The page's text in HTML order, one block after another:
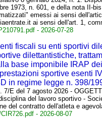
1973, n. 601, e della nota II-
emessi ai sensi
ai sensi dell'art. 1,
- 2026-07-28
fiscali su enti sportivi
dilettantistiche,
base imponibile IRAP
sportive esenti
in regime legge n. 398/
7/E del 7 agosto 2026 -
del lavoro sportivo -
del contratto dell'atleta e
- 2026-08-07